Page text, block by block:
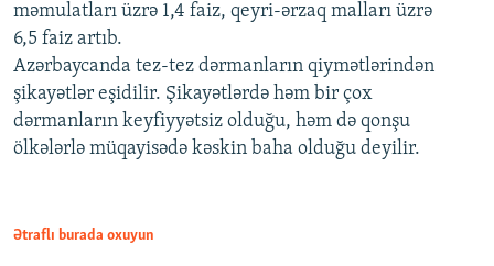
məmulatları üzrə 1,4 faiz, qeyri-ərzaq malları üzrə
6,5 faiz artıb.
Azərbaycanda tez-tez dərmanların qiymətlərindən
şikayətlər eşidilir. Şikayətlərdə həm bir çox
dərmanların keyfiyyətsiz olduğu, həm də qonşu
ölkələrlə müqayisədə kəskin baha olduğu deyilir.
Ətraflı burada oxuyun